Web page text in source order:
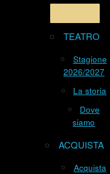
TEATRO
Stagione
2026/2027
La storia
Dove
siamo
ACQUISTA
Acquista